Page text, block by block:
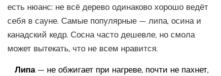
есть нюанс: не всё дерево одинаково хорошо ведёт
себя в сауне. Самые популярные — липа, осина и
канадский кедр. Сосна часто дешевле, но смола
может вытекать, что не всем нравится.
Липа— не обжигает при нагреве, почти не пахнет,